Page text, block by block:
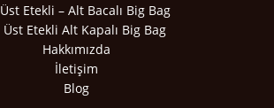
Üst Etekli – Alt Bacalı Big Bag
Üst Etekli Alt Kapalı Big Bag
Hakkımızda
İletişim
Blog